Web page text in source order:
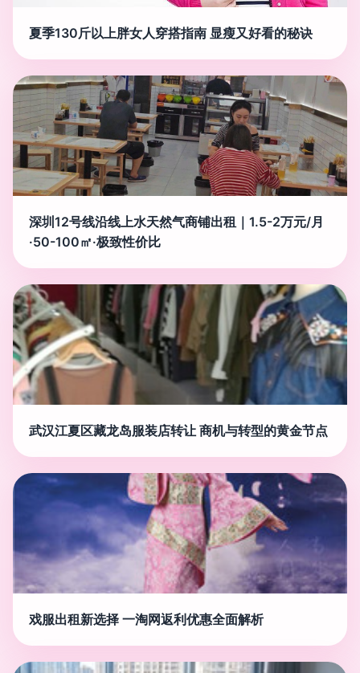
夏季130斤以上胖女人穿搭指南 显瘦又好看的秘诀
深圳12号线沿线上水天然气商铺出租｜1.5-2万元/月
·50-100㎡·极致性价比
武汉江夏区藏龙岛服装店转让 商机与转型的黄金节点
戏服出租新选择 一淘网返利优惠全面解析